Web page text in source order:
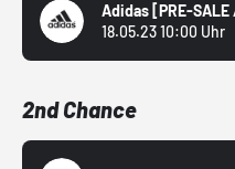
Adidas [PRE-
18.05.23 10:00 Uhr
2nd Chance